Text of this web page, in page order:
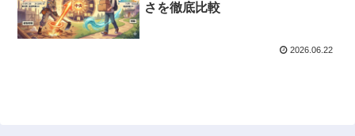
さを徹底比較
2026.06.22